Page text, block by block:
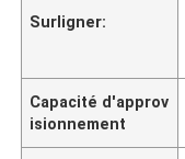
Surligner:
Capacité d'approv
isionnement